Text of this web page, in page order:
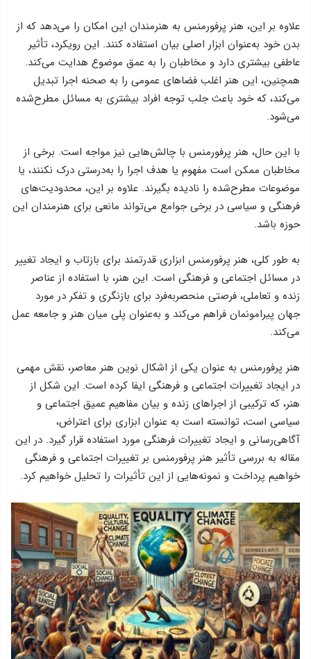
علاوه بر این، هنر پرفورمنس به هنرمندان این امکان را می‌دهد که از
بدن خود به‌عنوان ابزار اصلی بیان استفاده کنند. این رویکرد، تأثیر
عاطفی بیشتری دارد و مخاطبان را به عمق موضوع هدایت می‌کند.
همچنین، این هنر اغلب فضاهای عمومی را به صحنه اجرا تبدیل
می‌کند، که خود باعث جلب توجه افراد بیشتری به مسائل مطرح‌شده
می‌شود.
با این حال، هنر پرفورمنس با چالش‌هایی نیز مواجه است. برخی از
مخاطبان ممکن است مفهوم یا هدف اجرا را به‌درستی درک نکنند، یا
موضوعات مطرح‌شده را نادیده بگیرند. علاوه بر این، محدودیت‌های
فرهنگی و سیاسی در برخی جوامع می‌تواند مانعی برای هنرمندان این
حوزه باشد.
به طور کلی، هنر پرفورمنس ابزاری قدرتمند برای بازتاب و ایجاد تغییر
در مسائل اجتماعی و فرهنگی است. این هنر، با استفاده از عناصر
زنده و تعاملی، فرصتی منحصربه‌فرد برای بازنگری و تفکر در مورد
جهان پیرامونمان فراهم می‌کند و به‌عنوان پلی میان هنر و جامعه عمل
می‌کند.
هنر پرفورمنس به عنوان یکی از اشکال نوین هنر معاصر، نقش مهمی
در ایجاد تغییرات اجتماعی و فرهنگی ایفا کرده است. این شکل از
هنر، که ترکیبی از اجراهای زنده و بیان مفاهیم عمیق اجتماعی و
سیاسی است، توانسته است به عنوان ابزاری برای اعتراض،
آگاهی‌رسانی و ایجاد تغییرات فرهنگی مورد استفاده قرار گیرد. در این
مقاله به بررسی تأثیر هنر پرفورمنس بر تغییرات اجتماعی و فرهنگی
خواهیم پرداخت و نمونه‌هایی از این تأثیرات را تحلیل خواهیم کرد.